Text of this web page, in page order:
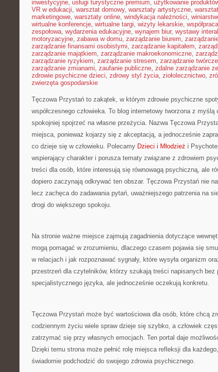
inwestycyjne, usługi turystyczne premium, użytkowanie
VR w edukacji, warsztat domowy, warsztaty artystyczne,
marketingowe, warsztaty online, windykacja należności,
wirtualne konferencje, wirtualne targi, wizyty lekarskie,
zespołowa, wydarzenia edukacyjne, wynajem biur, wystawy
motoryzacyjne, zabawa w domu, zarządzanie biurem,
zarządzanie finansami osobistymi, zarządzanie kapitałem,
zarządzanie majątkiem, zarządzanie makroekonomiczne,
zarządzanie ryzykiem, zarządzanie stresem, zarządzanie twórcze
zarządzanie zmianami, zaufanie publiczne, zdalne zarządzanie
zdrowie psychiczne dzieci, zdrowy styl życia, ziołolecznictwo,
zwierzęta gospodarskie
Tęczowa Przystań to zakątek, w którym zdrowie psychiczne
współczesnego człowieka. To blog internetowy tworzona z
spokojniej spojrzeć na własne przeżycia. Nazwa Tęczowa
miejsca, ponieważ kojarzy się z akceptacją, a jednocześnie
co dzieje się w człowieku. Polecamy Dzieci i Młodzież i
wspierający charakter i porusza tematy związane z zdrowiem
treści dla osób, które interesują się równowagą psychiczną, ale
dopiero zaczynają odkrywać ten obszar. Tęczowa Przystań nie
lecz zachęca do zadawania pytań, uważniejszego patrzenia na
drogi do większego spokoju.
Na stronie ważne miejsce zajmują zagadnienia dotyczące
mogą pomagać w zrozumieniu, dlaczego czasem pojawia się
w relacjach i jak rozpoznawać sygnały, które wysyła organizm
przestrzeń dla czytelników, którzy szukają treści napisanych bez
specjalistycznego języka, ale jednocześnie oczekują konkretu.
Tęczowa Przystań może być wartościowa dla osób, które chcą
codziennym życiu wiele spraw dzieje się szybko, a człowiek
zatrzymać się przy własnych emocjach. Ten portal daje
Dzięki temu strona może pełnić rolę miejsca refleksji dla
świadomie podchodzić do swojego zdrowia psychicznego.